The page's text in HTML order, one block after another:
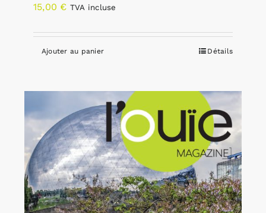
15,00 € TVA incluse
Ajouter au panier Détails